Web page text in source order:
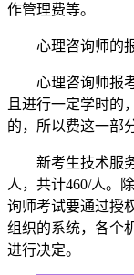
作管理费等。
心理咨询师的
心理咨询师报
且进行一定学时的
的，所以费这一部
新考生技术服
人，共计460/人。
询师考试要通过授
组织的系统，各个
进行决定。